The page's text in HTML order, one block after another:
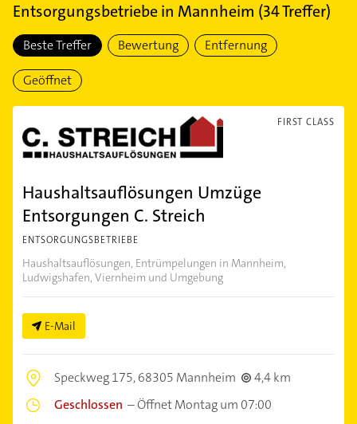
Entsorgungsbetriebein Mannheim (34Treffer)
Beste Treffer Bewertung Entfernung
Geöffnet
FIRST CLASS
Haushaltsauflösungen Umzüge
Entsorgungen C. Streich
ENTSORGUNGSBETRIEBE
Haushaltsauflösungen, Entrümpelungen in Mannheim,
Ludwigshafen, Viernheim und Umgebung
E-Mail
Speckweg 175,68305 Mannheim
4,4 km
Geschlossen –Öffnet Montag um 07:00